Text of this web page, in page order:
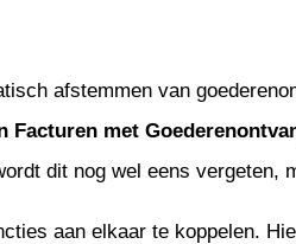
afstemmen van
Facturen met
dit nog wel eens vergeten,
aan elkaar te koppelen.